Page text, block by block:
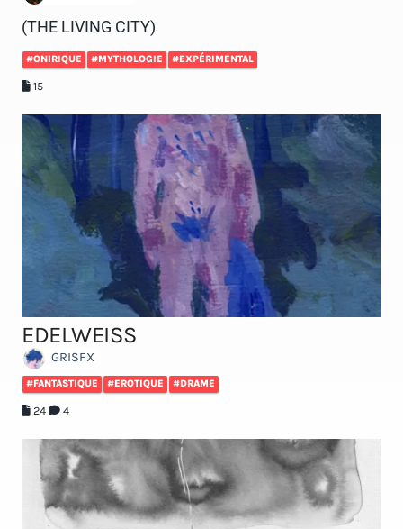
(THE LIVING CITY)
#ONIRIQUE #MYTHOLOGIE #EXPÉRIMENTAL
15
EDELWEISS
GRISFX
#FANTASTIQUE #EROTIQUE #DRAME
24 4